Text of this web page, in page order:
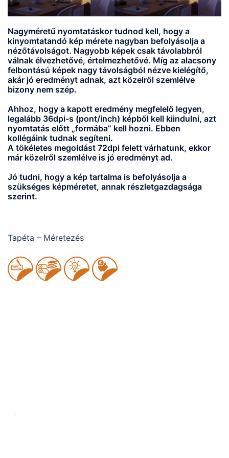
Nagyméretű nyomtatáskor tudnod kell, hogy a
kinyomtatandó kép mérete nagyban befolyásolja a
nézőtávolságot. Nagyobb képek csak távolabbról
válnak élvezhetővé, értelmezhetővé. Míg az alacsony
felbontású képek nagy távolságból nézve kielégítő,
akár jó eredményt adnak, azt közelről szemlélve
bizony nem szép.
Ahhoz, hogy a kapott eredmény megfelelő legyen,
legalább 36dpi-s (pont/inch) képből kell kiindulni, azt
nyomtatás előtt „formába” kell hozni. Ebben
kollégáink tudnak segíteni.
A tökéletes megoldást 72dpi felett várhatunk, ekkor
már közelről szemlélve is jó eredményt ad.
Jó tudni, hogy a kép tartalma is befolyásolja a
szükséges képméretet, annak részletgazdagsága
szerint.
Tapéta – Méretezés